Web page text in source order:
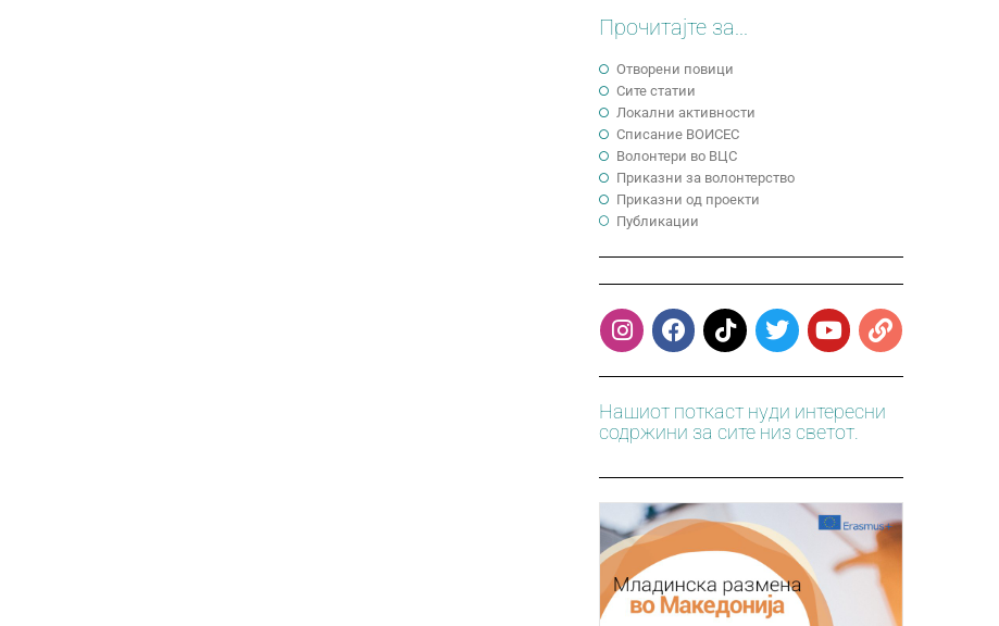
Прочитајте за...
Отворени повици
Сите статии
Локални активности
Cписание ВОИСЕС
Волонтери во ВЦС
Приказни за волонтерство
Приказни од проекти
Публикации
Нашиот поткаст нуди интересни
содржини за сите низ светот.